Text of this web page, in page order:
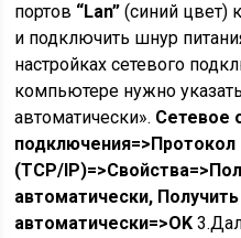
портов “Lan” (синий цвет)
и подключить шнур
настройках сетевого
компьютере нужно
автоматически». Сетевое
подключения=>Протокол
(TCP/
автоматически,
автоматически=>OK